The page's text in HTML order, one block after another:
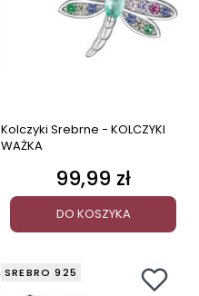
Kolczyki Srebrne - KOLCZYKI
WAŻKA
Cena
99,99 zł
DO KOSZYKA
SREBRO 925